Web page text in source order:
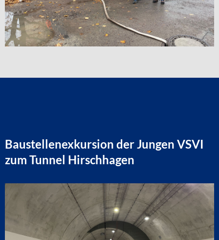
Baustellenexkursion der Jungen VSVI
zum Tunnel Hirschhagen